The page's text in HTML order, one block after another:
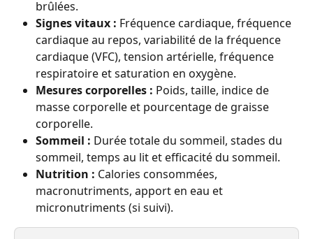
brûlées.
Signes vitaux : Fréquence cardiaque, fréquence
cardiaque au repos, variabilité de la fréquence
cardiaque (VFC), tension artérielle, fréquence
respiratoire et saturation en oxygène.
Mesures corporelles : Poids, taille, indice de
masse corporelle et pourcentage de graisse
corporelle.
Sommeil : Durée totale du sommeil, stades du
sommeil, temps au lit et efficacité du sommeil.
Nutrition : Calories consommées,
macronutriments, apport en eau et
micronutriments (si suivi).